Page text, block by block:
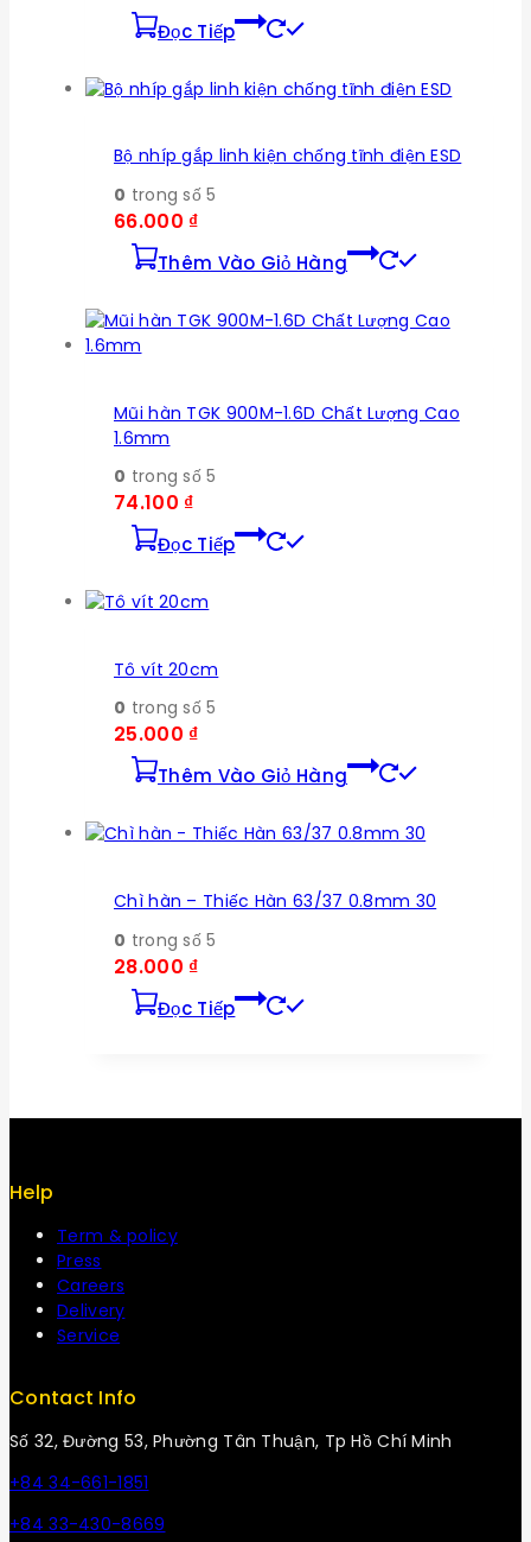
Đọc Tiếp
Bộ nhíp gắp linh kiện chống tĩnh điện ESD
0 trong số 5
66.000 ₫
Thêm Vào Giỏ Hàng
Mũi hàn TGK 900M-1.6D Chất Lượng Cao
1.6mm
0 trong số 5
74.100 ₫
Đọc Tiếp
Tô vít 20cm
0 trong số 5
25.000 ₫
Thêm Vào Giỏ Hàng
Chì hàn – Thiếc Hàn 63/37 0.8mm 30
0 trong số 5
28.000 ₫
Đọc Tiếp
Help
Term & policy
Press
Careers
Delivery
Service
Contact Info
Số 32, Đường 53, Phường Tân Thuận, Tp Hồ Chí Minh
+84 34-661-1851
+84 33-430-8669